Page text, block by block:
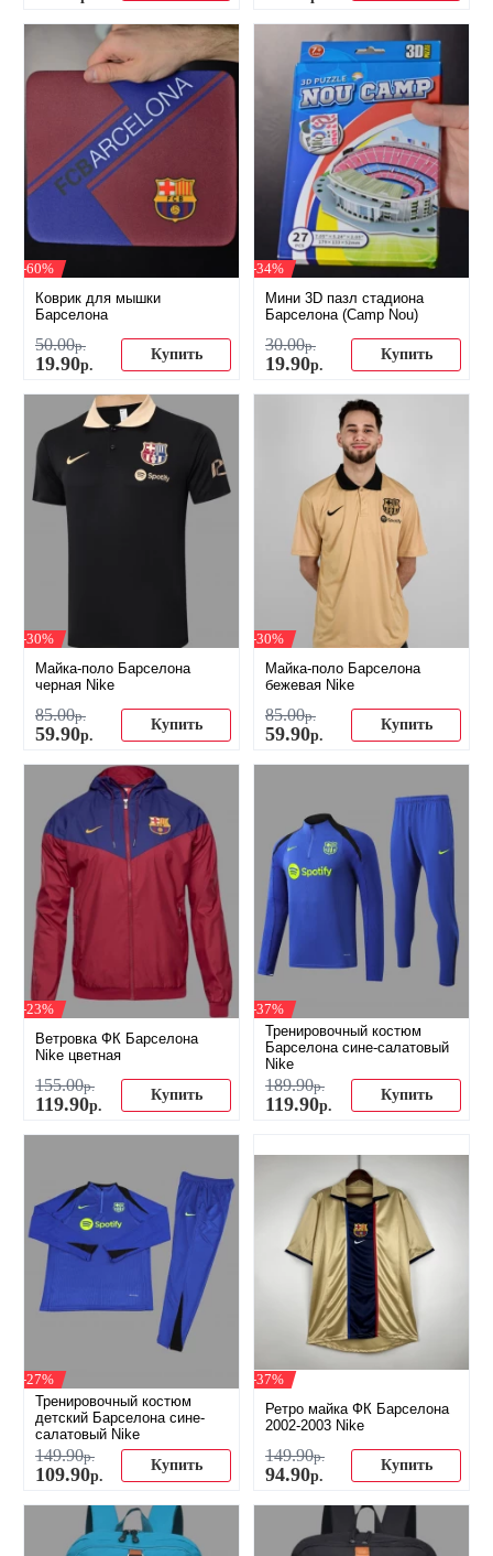
-60%
Коврик для мышки
Барселона
50.00р.
19.90р.
Купить
-34%
Мини 3D пазл стадиона
Барселона (Camp Nou)
30.00р.
19.90р.
Купить
-30%
Майка-поло Барселона
черная Nike
85.00р.
59.90р.
Купить
-30%
Майка-поло Барселона
бежевая Nike
85.00р.
59.90р.
Купить
-23%
Ветровка ФК Барселона
Nike цветная
155.00р.
119.90р.
Купить
-37%
Тренировочный костюм
Барселона сине-салатовый
Nike
189.90р.
119.90р.
Купить
-27%
Тренировочный костюм
детский Барселона сине-
салатовый Nike
149.90р.
109.90р.
Купить
-37%
Ретро майка ФК Барселона
2002-2003 Nike
149.90р.
94.90р.
Купить